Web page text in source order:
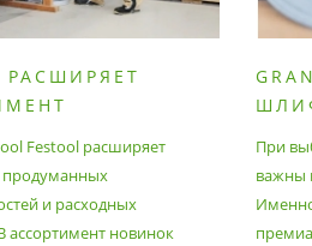
РАСШИРЯЕТ
И
МАТЕРИАЛОВ
Festool расширяет
продуманных
и расходных
ассортимент новинок
При
важны